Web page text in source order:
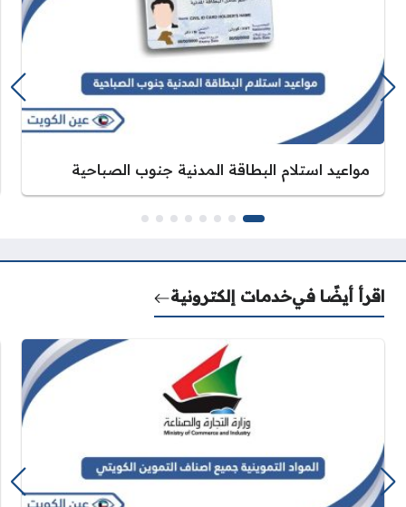
مواعيد استلام البطاقة المدنية جنوب الصباحية
اقرأ أيضًا فيخدمات إلكترونية